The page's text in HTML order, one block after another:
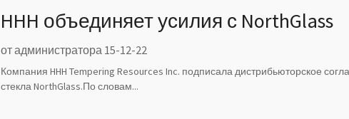
HHH объединяет усилия с NorthGlass
от администратора 15-12-22
Компания HHH Tempering Resources Inc. подписала дистрибьюторское
стекла NorthGlass.По словам...